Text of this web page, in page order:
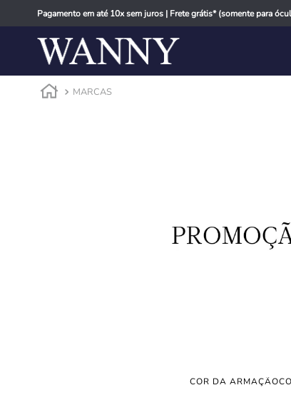
Pagamento em até 10x sem juros | Frete grátis* (somente para
MARCAS
COR DA ARMAÇÃO